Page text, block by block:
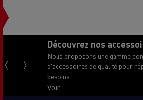
Découvrez nos
Nous proposons une gamme
d'accessoires de qualité pour
besoins.
Voir